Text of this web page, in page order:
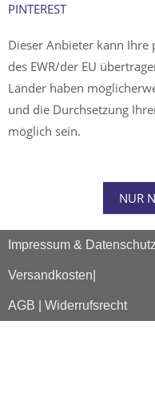
PINTEREST
Dieser Anbieter kann Ihre
des EWR/der EU
Länder haben
und die Durchsetzung
möglich sein.
NUR
Impressum & Datenschutz
Versandkosten|
AGB | Widerrufsrecht